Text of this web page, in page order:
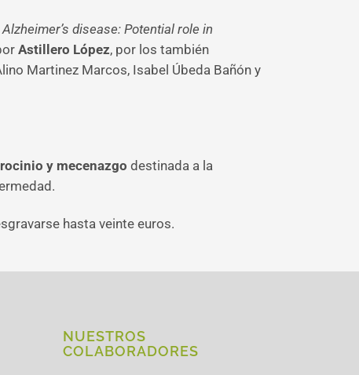
disease: Potential role in
Astillero López, por los también
Martinez Marcos, Isabel Úbeda Bañón y
y mecenazgo destinada a la
hasta veinte euros.
NUESTROS
COLABORADORES